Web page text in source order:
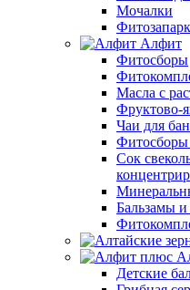
Мочалки
Алфит
Фитосборы
Масла с
Фруктово-
Чаи для
Фитосборы
Сок
Бальзамы
Детские